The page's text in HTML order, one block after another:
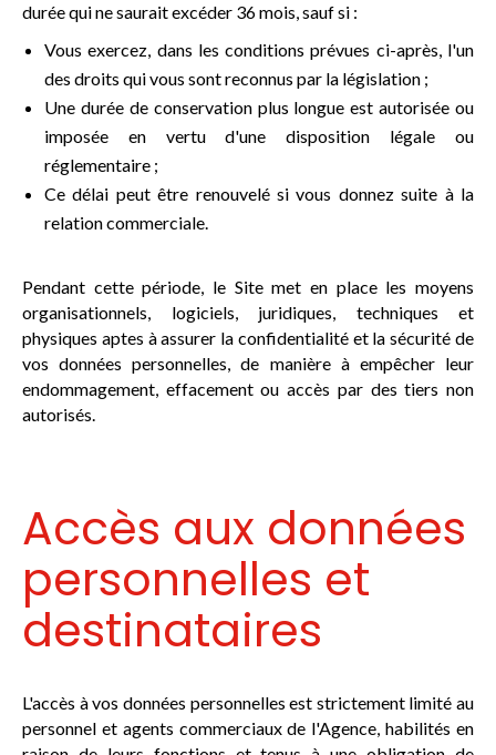
durée qui ne saurait excéder 36 mois, sauf si :
Vous exercez, dans les conditions prévues ci-après, l'un
des droits qui vous sont reconnus par la législation ;
Une durée de conservation plus longue est autorisée ou
imposée en vertu d'une disposition légale ou
réglementaire ;
Ce délai peut être renouvelé si vous donnez suite à la
relation commerciale.
Pendant cette période, le Site met en place les moyens
organisationnels, logiciels, juridiques, techniques et
physiques aptes à assurer la confidentialité et la sécurité de
vos données personnelles, de manière à empêcher leur
endommagement, effacement ou accès par des tiers non
autorisés.
Accès aux données
personnelles et
destinataires
L'accès à vos données personnelles est strictement limité au
personnel et agents commerciaux de l'Agence, habilités en